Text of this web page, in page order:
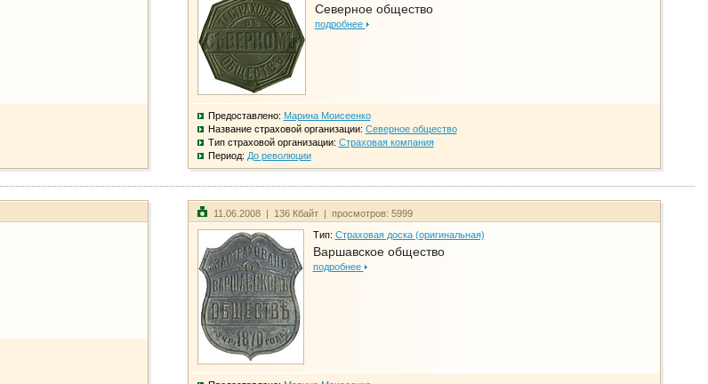
Северное общество
подробнее
Предоставлено: Марина Моисеенко
Название страховой организации: Северное общество
Тип страховой организации: Страховая компания
Период: До революции
11.06.2008 | 136 Кбайт | просмотров: 5999
Тип: Страховая доска (оригинальная)
Варшавское общество
подробнее